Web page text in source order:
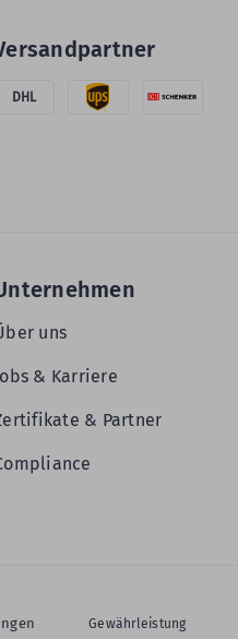
DHL
uns
& Karriere
& Partner
Gewährleistung